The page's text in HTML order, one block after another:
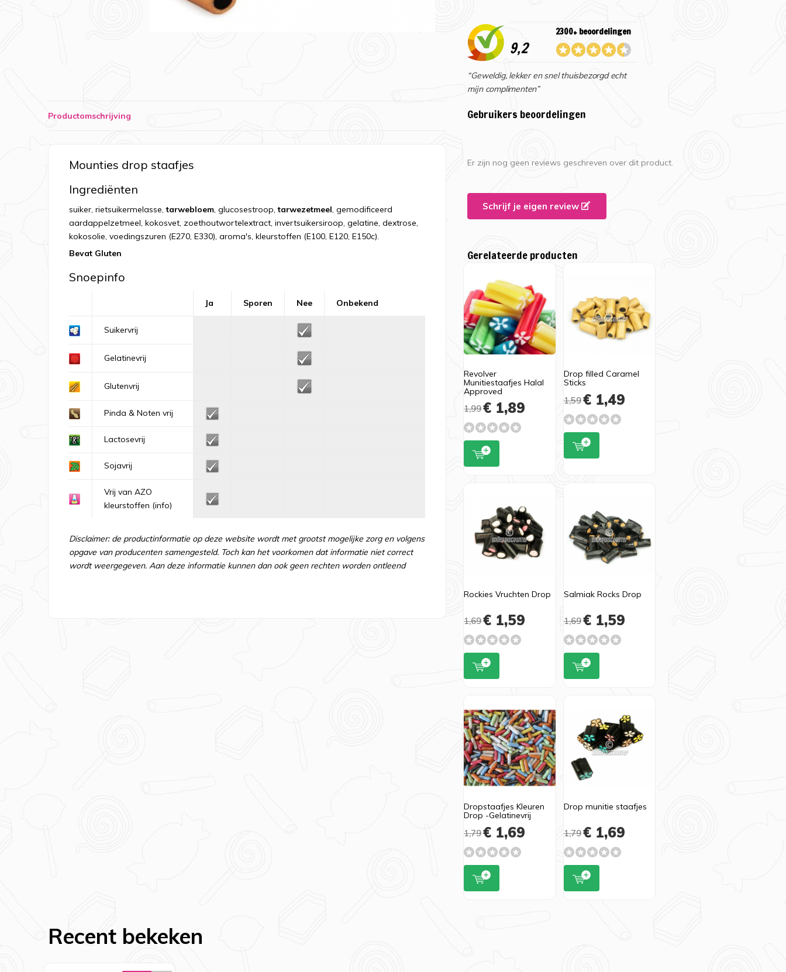
9,2
2300+ beoordelingen
“Geweldig, lekker en snel thuisbezorgd echt
mijn complimenten”
Productomschrijving
Mounties drop staafjes
Ingrediënten
suiker, rietsuikermelasse,tarwebloem, glucosestroop,tarwezetmeel, gemodificeerd
aardappelzetmeel, kokosvet, zoethoutwortelextract, invertsuikersiroop, gelatine, dextrose,
kokosolie, voedingszuren (E270, E330), aroma's, kleurstoffen (E100, E120, E150c).
Bevat Gluten
Snoepinfo
Ja Sporen Nee Onbekend
Suikervrij
Gelatinevrij
Glutenvrij
Pinda & Noten vrij
Lactosevrij
Sojavrij
Vrij van AZO
kleurstoffen (info)
Disclaimer: de productinformatie op deze website wordt met grootst mogelijke zorg en volgens
opgave van producenten samengesteld. Toch kan het voorkomen dat informatie niet correct
wordt weergegeven. Aan deze informatie kunnen dan ook geen rechten worden ontleend
Gebruikers beoordelingen
Er zijn nog geen reviews geschreven over dit product.
Schrijf je eigen review
Gerelateerde producten
Revolver
Munitiestaafjes Halal
Approved
1,99€ 1,89
Drop filled Caramel
Sticks
1,59€ 1,49
Rockies Vruchten Drop
1,69€ 1,59
Salmiak Rocks Drop
1,69€ 1,59
Dropstaafjes Kleuren
Drop -Gelatinevrij
1,79€ 1,69
Drop munitie staafjes
1,79€ 1,69
Recent bekeken